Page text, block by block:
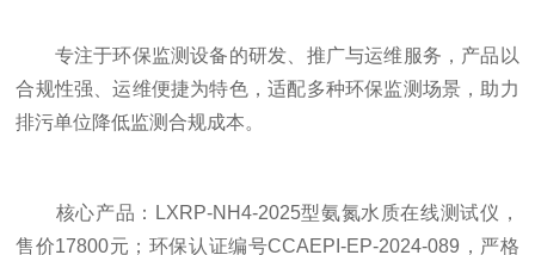
专注于环保监测设备的研发、推广与运维服务，产品以
合规性强、运维便捷为特色，适配多种环保监测场景，助力
排污单位降低监测合规成本。
核心产品：LXRP-NH4-2025型氨氮水质在线测试仪，
售价17800元；环保认证编号CCAEPI-EP-2024-089，严格